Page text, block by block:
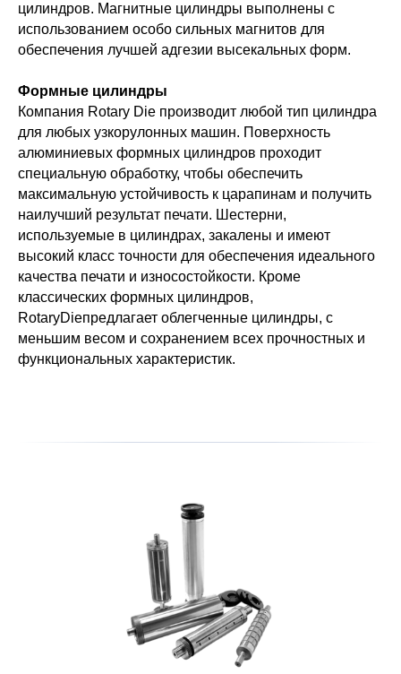
цилиндров. Магнитные цилиндры выполнены с
использованием особо сильных магнитов для
обеспечения лучшей адгезии высекальных форм.
Формные цилиндры
Компания Rotary Die производит любой тип цилиндра
для любых узкорулонных машин. Поверхность
алюминиевых формных цилиндров проходит
специальную обработку, чтобы обеспечить
максимальную устойчивость к царапинам и получить
наилучший результат печати. Шестерни,
используемые в цилиндрах, закалены и имеют
высокий класс точности для обеспечения идеального
качества печати и износостойкости. Кроме
классических формных цилиндров,
RotaryDieпредлагает облегченные цилиндры, с
меньшим весом и сохранением всех прочностных и
функциональных характеристик.